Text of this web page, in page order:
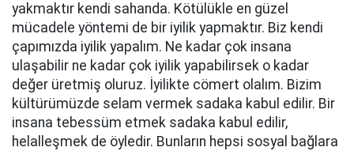
yakmaktır kendi sahanda. Kötülükle en güzel
mücadele yöntemi de bir iyilik yapmaktır. Biz kendi
çapımızda iyilik yapalım. Ne kadar çok insana
ulaşabilir ne kadar çok iyilik yapabilirsek o kadar
değer üretmiş oluruz. İyilikte cömert olalım. Bizim
kültürümüzde selam vermek sadaka kabul edilir. Bir
insana tebessüm etmek sadaka kabul edilir,
helalleşmek de öyledir. Bunların hepsi sosyal bağlara